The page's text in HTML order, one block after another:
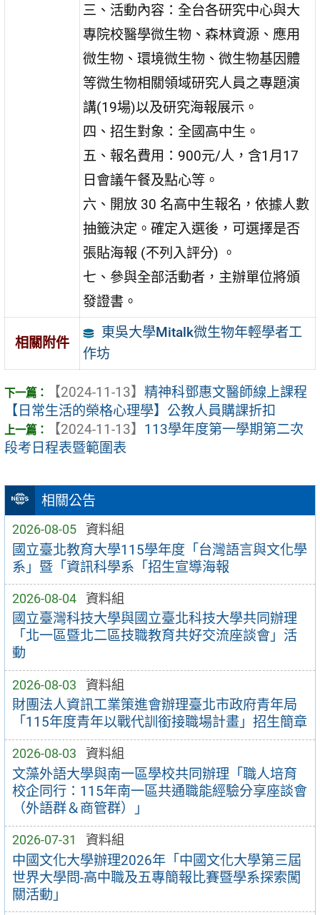
相關公告
2026-08-05 資料組
國立臺北教育大學115學年度「台灣語言與文化學
系」暨「資訊科學系「招生宣導海報
2026-08-04 資料組
國立臺灣科技大學與國立臺北科技大學共同辦理
「北一區暨北二區技職教育共好交流座談會」活
動
2026-08-03 資料組
財團法人資訊工業策進會辦理臺北市政府青年局
「115年度青年以戰代訓銜接職場計畫」招生簡章
2026-08-03 資料組
文藻外語大學與南一區學校共同辦理「職人培育
校企同行：115年南一區共通職能經驗分享座談會
（外語群＆商管群）」
2026-07-31 資料組
中國文化大學辦理2026年「中國文化大學第三屆
世界大學問-高中職及五專簡報比賽暨學系探索闖
關活動」
三、活動內容：全台各研究中心與大
專院校醫學微生物、森林資源、應用
微生物、環境微生物、微生物基因體
等微生物相關領域研究人員之專題演
講(19場)以及研究海報展示。
四、招生對象：全國高中生。
五、報名費用：900元/人，含1月17
日會議午餐及點心等。
六、開放 30 名高中生報名，依據人數
抽籤決定。確定入選後，可選擇是否
張貼海報 (不列入評分) 。
七、參與全部活動者，主辦單位將頒
發證書。
相關附件
東吳大學Mitalk微生物年輕學者工
作坊
【2024-11-13】 精神科鄧惠文醫師線上課程
【日常生活的榮格心理學】公教人員購課折扣
【2024-11-13】 113學年度第一學期第二次
段考日程表暨範圍表